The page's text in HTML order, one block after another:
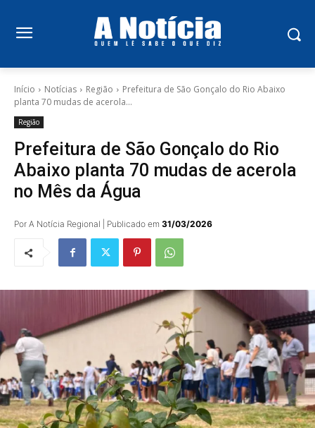
Início Notícias Região
Prefeitura de São Gonçalo do Rio Abaixo
planta 70 mudas de acerola...
Região
Prefeitura de São Gonçalo do Rio
Abaixo planta 70 mudas de acerola
no Mês da Água
Por A Notícia Regional | Publicado em 31/03/2026